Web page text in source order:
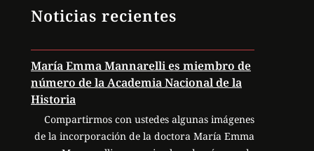
Noticias recientes
María Emma Mannarelli es miembro de
número de la Academia Nacional de la
Historia
Compartirmos con ustedes algunas imágenes
de la incorporación de la doctora María Emma